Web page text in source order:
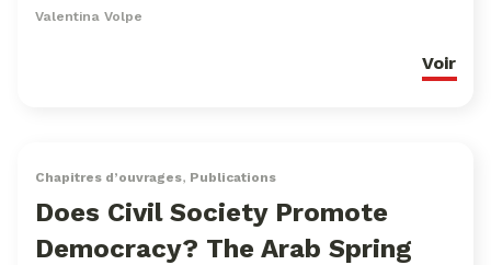
Valentina Volpe
Voir
Chapitres d’ouvrages, Publications
Does Civil Society Promote
Democracy? The Arab Spring